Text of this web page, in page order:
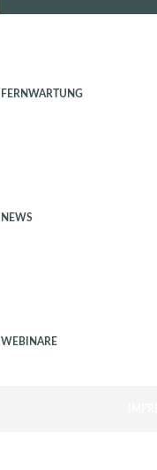
FERNWARTUNG
NEWS
WEBINARE